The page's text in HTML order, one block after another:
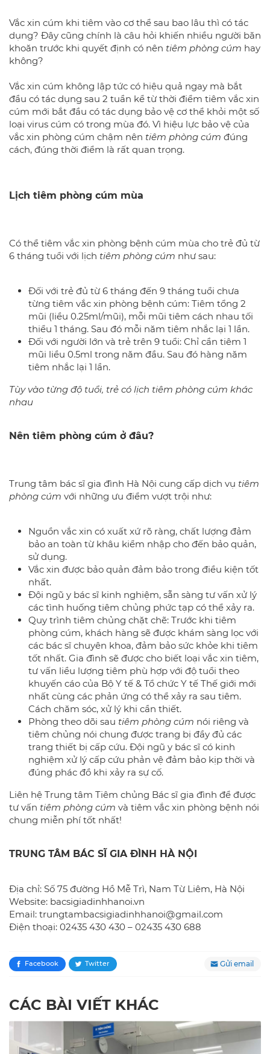
Vắc xin cúm khi tiêm vào cơ thể sau bao lâu thì có tác
dụng? Đây cũng chính là câu hỏi khiến nhiều người băn
khoăn trước khi quyết định có nên tiêm phòng cúm hay
không?
Vắc xin cúm không lập tức có hiệu quả ngay mà bắt
đầu có tác dụng sau 2 tuần kể từ thời điểm tiêm vắc xin
cúm mới bắt đầu có tác dụng bảo vệ cơ thể khỏi một số
loại virus cúm có trong mùa đó. Vì hiệu lực bảo vệ của
vắc xin phòng cúm chậm nên tiêm phòng cúm đúng
cách, đúng thời điểm là rất quan trọng.
Lịch tiêm phòng cúm mùa
Có thể tiêm vắc xin phòng bệnh cúm mùa cho trẻ đủ từ
6 tháng tuổi với lịch tiêm phòng cúm như sau:
Đối với trẻ đủ từ 6 tháng đến 9 tháng tuổi chưa
từng tiêm vắc xin phòng bệnh cúm: Tiêm tổng 2
mũi (liều 0.25ml/mũi), mỗi mũi tiêm cách nhau tối
thiểu 1 tháng. Sau đó mỗi năm tiêm nhắc lại 1 lần.
Đối với người lớn và trẻ trên 9 tuổi: Chỉ cần tiêm 1
mũi liều 0.5ml trong năm đầu. Sau đó hàng năm
tiêm nhắc lại 1 lần.
Tùy vào từng độ tuổi, trẻ có lịch tiêm phòng cúm khác
nhau
Nên tiêm phòng cúm ở đâu?
Trung tâm bác sĩ gia đình Hà Nội cung cấp dịch vụ tiêm
phòng cúm với những ưu điểm vượt trội như:
Nguồn vắc xin có xuất xứ rõ ràng, chất lượng đảm
bảo an toàn từ khâu kiểm nhập cho đến bảo quản,
sử dụng.
Vắc xin được bảo quản đảm bảo trong điều kiện tốt
nhất.
Đội ngũ y bác sĩ kinh nghiệm, sẵn sàng tư vấn xử lý
các tình huống tiêm chủng phức tạp có thể xảy ra.
Quy trình tiêm chủng chặt chẽ: Trước khi tiêm
phòng cúm, khách hàng sẽ được khám sàng lọc với
các bác sĩ chuyên khoa, đảm bảo sức khỏe khi tiêm
tốt nhất. Gia đình sẽ được cho biết loại vắc xin tiêm,
tư vấn liều lượng tiêm phù hợp với độ tuổi theo
khuyến cáo của Bộ Y tế & Tổ chức Y tế Thế giới mới
nhất cùng các phản ứng có thể xảy ra sau tiêm.
Cách chăm sóc, xử lý khi cần thiết.
Phòng theo dõi sau tiêm phòng cúm nói riêng và
tiêm chủng nói chung được trang bị đầy đủ các
trang thiết bị cấp cứu. Đội ngũ y bác sĩ có kinh
nghiệm xử lý cấp cứu phản vệ đảm bảo kịp thời và
đúng phác đồ khi xảy ra sự cố.
Liên hệ Trung tâm Tiêm chủng Bác sĩ gia đình để được
tư vấn tiêm phòng cúm và tiêm vắc xin phòng bệnh nói
chung miễn phí tốt nhất!
TRUNG TÂM BÁC SĨ GIA ĐÌNH HÀ NỘI
Địa chỉ: Số 75 đường Hồ Mễ Trì, Nam Từ Liêm, Hà Nội
Website: bacsigiadinhhanoi.vn
Email: trungtambacsigiadinhhanoi@gmail.com
Điện thoại: 02435 430 430 – 02435 430 688
Facebook Twitter Gửi email
CÁC BÀI VIẾT KHÁC